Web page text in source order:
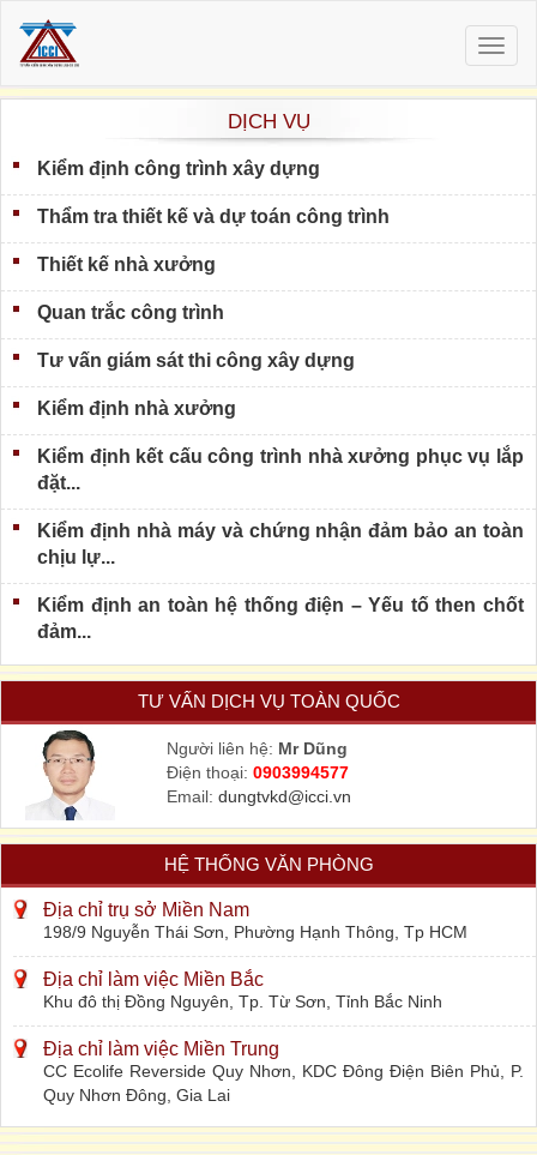
DỊCH VỤ
Kiểm định công trình xây dựng
Thẩm tra thiết kế và dự toán công trình
Thiết kế nhà xưởng
Quan trắc công trình
Tư vấn giám sát thi công xây dựng
Kiểm định nhà xưởng
Kiểm định kết cấu công trình nhà xưởng phục vụ lắp
đặt...
Kiểm định nhà máy và chứng nhận đảm bảo an toàn
chịu lự...
Kiểm định an toàn hệ thống điện – Yếu tố then chốt
đảm...
TƯ VẤN DỊCH VỤ TOÀN QUỐC
Người liên hệ: Mr Dũng
Điện thoại: 0903994577
Email: dungtvkd@icci.vn
HỆ THỐNG VĂN PHÒNG
Địa chỉ trụ sở Miền Nam
198/9 Nguyễn Thái Sơn, Phường Hạnh Thông, Tp HCM
Địa chỉ làm việc Miền Bắc
Khu đô thị Đồng Nguyên, Tp. Từ Sơn, Tỉnh Bắc Ninh
Địa chỉ làm việc Miền Trung
CC Ecolife Reverside Quy Nhơn, KDC Đông Điện Biên Phủ, P.
Quy Nhơn Đông, Gia Lai